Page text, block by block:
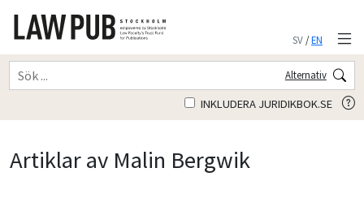
SV/EN
Alternativ
INKLUDERA JURIDIKBOK.SE
Artiklar av Malin Bergwik